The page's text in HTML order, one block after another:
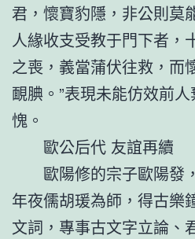
君，懷寶豹隱，非公則莫
人緣收支受教于門下者，
之喪，義當蒲伏往救，而
靦腆。”表現未能仿效前
愧。
歐公后代 友誼再續
歐陽修的宗子歐陽發
年夜儒胡瑗為師，得古樂
文詞，專事古文字立論、